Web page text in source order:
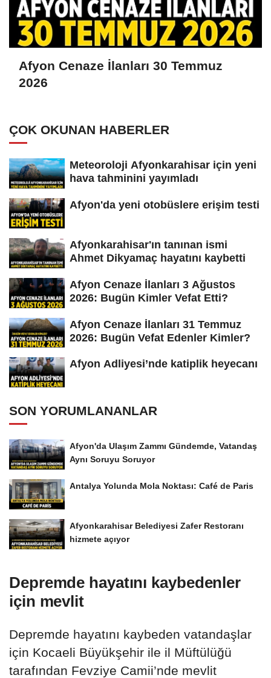
Afyon Cenaze İlanları 30 Temmuz
2026
ÇOK OKUNAN HABERLER
Meteoroloji Afyonkarahisar için yeni
hava tahminini yayımladı
Afyon'da yeni otobüslere erişim testi
Afyonkarahisar'ın tanınan ismi
Ahmet Dikyamaç hayatını kaybetti
Afyon Cenaze İlanları 3 Ağustos
2026: Bugün Kimler Vefat Etti?
Afyon Cenaze İlanları 31 Temmuz
2026: Bugün Vefat Edenler Kimler?
Afyon Adliyesi’nde katiplik heyecanı
SON YORUMLANANLAR
Afyon'da Ulaşım Zammı Gündemde, Vatandaş
Aynı Soruyu Soruyor
Antalya Yolunda Mola Noktası: Café de Paris
Afyonkarahisar Belediyesi Zafer Restoranı
hizmete açıyor
Depremde hayatını kaybedenler
için mevlit
Depremde hayatını kaybeden vatandaşlar
için Kocaeli Büyükşehir ile il Müftülüğü
tarafından Fevziye Camii’nde mevlit